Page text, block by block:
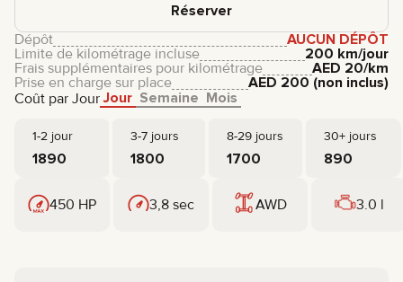
Réserver
Coût par Jour Jour Semaine Mois
1-2 jour 3-7 jours 8-29 jours 30+ jours
1890 1800 1700 890
Dépôt
AUCUN DÉPÔT
Limite de kilométrage incluse
200 km/jour
Frais supplémentaires pour kilométrage
AED 20/km
Prise en charge sur place
AED 200 (non inclus)
450 HP 3,8 sec AWD 3.0 l